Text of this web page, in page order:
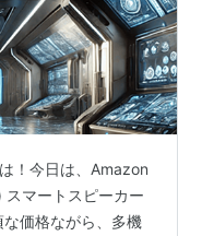
！今日は、Amazon
マートスピーカー
価格ながら、多機